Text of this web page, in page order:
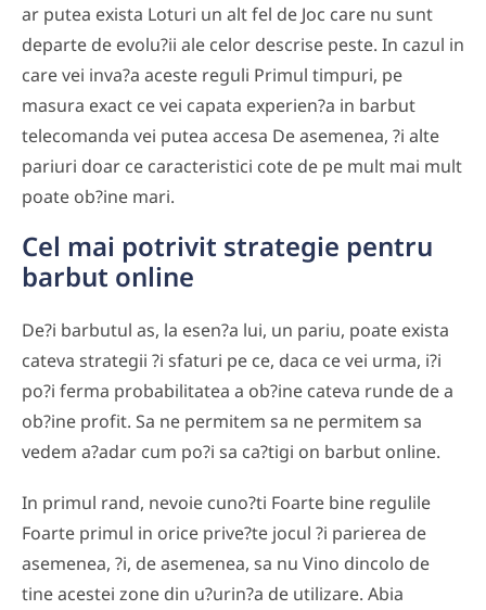
ar putea exista Loturi un alt fel de Joc care nu sunt
departe de evolu?ii ale celor descrise peste. In cazul in
care vei inva?a aceste reguli Primul timpuri, pe
masura exact ce vei capata experien?a in barbut
telecomanda vei putea accesa De asemenea, ?i alte
pariuri doar ce caracteristici cote de pe mult mai mult
poate ob?ine mari.
Cel mai potrivit strategie pentru
barbut online
De?i barbutul as, la esen?a lui, un pariu, poate exista
cateva strategii ?i sfaturi pe ce, daca ce vei urma, i?i
po?i ferma probabilitatea a ob?ine cateva runde de a
ob?ine profit. Sa ne permitem sa ne permitem sa
vedem a?adar cum po?i sa ca?tigi on barbut online.
In primul rand, nevoie cuno?ti Foarte bine regulile
Foarte primul in orice prive?te jocul ?i parierea de
asemenea, ?i, de asemenea, sa nu Vino dincolo de
tine acestei zone din u?urin?a de utilizare. Abia